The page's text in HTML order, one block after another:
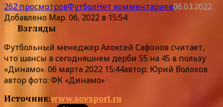
262 просмотровФутболНет комментариев06.03.2022
Добавлено Мар. 06, 2022 в 15:54
262Взгляды
Футбольный менеджер Алексей Сафонов считает,
что шансы в сегодняшнем дерби 55 на 45 в пользу
«Динамо». 06 марта 2022 15:44автор: Юрий Волохов
автор фото: ФК «Динамо»
Источник:www.sovsport.ru